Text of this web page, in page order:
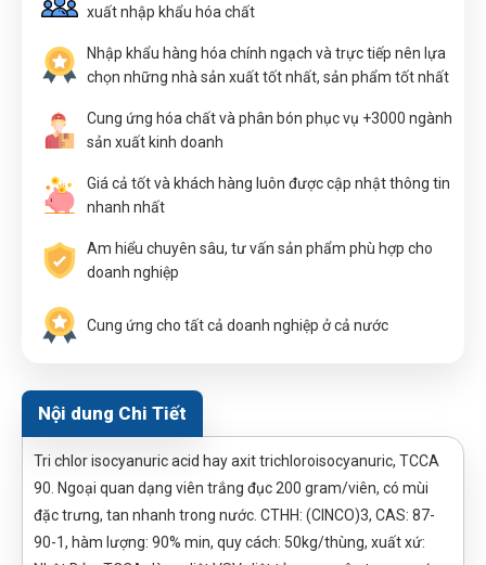
xuất nhập khẩu hóa chất
Nhập khẩu hàng hóa chính ngạch và trực tiếp nên lựa
chọn những nhà sản xuất tốt nhất, sản phẩm tốt nhất
Cung ứng hóa chất và phân bón phục vụ +3000 ngành
sản xuất kinh doanh
Giá cả tốt và khách hàng luôn được cập nhật thông tin
nhanh nhất
Am hiểu chuyên sâu, tư vấn sản phẩm phù hợp cho
doanh nghiệp
Cung ứng cho tất cả doanh nghiệp ở cả nước
Nội dung Chi Tiết
Tri chlor isocyanuric acid hay axit trichloroisocyanuric, TCCA
90. Ngoại quan dạng viên trắng đục 200 gram/viên, có mùi
đặc trưng, tan nhanh trong nước. CTHH: (ClNCO)3, CAS: 87-
90-1, hàm lượng: 90% min, quy cách: 50kg/thùng, xuất xứ: